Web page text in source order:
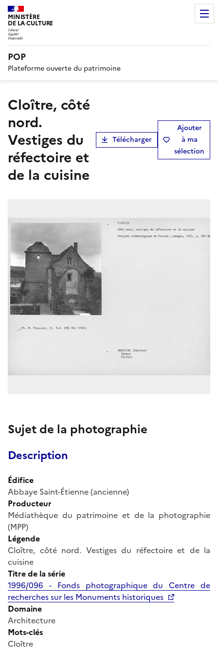
MINISTÈRE
DE LA CULTURE
POP
Plateforme ouverte du patrimoine
Cloître, côté
nord.
Vestiges du
réfectoire et
de la cuisine
Télécharger
Ajouter
à ma
sélection
Sujet de la photographie
Description
Édifice
Abbaye Saint-Étienne (ancienne)
Producteur
Médiathèque du patrimoine et de la photographie
(MPP)
Légende
Cloître, côté nord. Vestiges du réfectoire et de la
cuisine
Titre de la série
1996/096 - Fonds photographique du Centre de
recherches sur les Monuments historiques
Domaine
Architecture
Mots-clés
Cloître